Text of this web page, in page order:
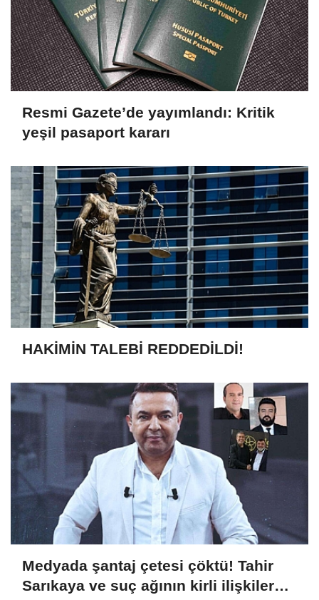
Resmi Gazete’de yayımlandı: Kritik
yeşil pasaport kararı
HAKİMİN TALEBİ REDDEDİLDİ!
Medyada şantaj çetesi çöktü! Tahir
Sarıkaya ve suç ağının kirli ilişkiler